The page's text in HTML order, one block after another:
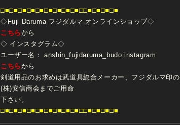
□■□■□■□■□■□■□■□■□■□□■□■□■□■
◇Fuji Daruma-フジダルマ-オンラインショップ◇
こちらから
◇ インスタグラム◇
ユーザー名： anshin_fujidaruma_budo instagram
こちらから
剣道用品のお求めは武道具総合メーカー、フジダルマ印の
(株)安信商会までご用命
下さい。
□■□■□■□■□■□■□■□■□■□□■□■□■□■